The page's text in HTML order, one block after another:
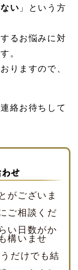
い 」という方
るお悩みに対
。
りますので、
絡お待ちして
がございま
ご相談くだ
い日数がか
構いませ
だけでも結